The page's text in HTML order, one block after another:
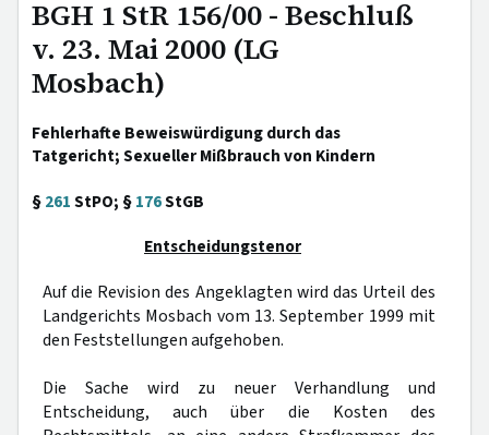
BGH 1 StR 156/00 - Beschluß
v. 23. Mai 2000 (LG
Mosbach)
Fehlerhafte Beweiswürdigung durch das
Tatgericht; Sexueller Mißbrauch von Kindern
§261StPO; §176StGB
Entscheidungstenor
Auf die Revision des Angeklagten wird das Urteil des
Landgerichts Mosbach vom 13. September 1999 mit
den Feststellungen aufgehoben.
Die Sache wird zu neuer Verhandlung und
Entscheidung, auch über die Kosten des